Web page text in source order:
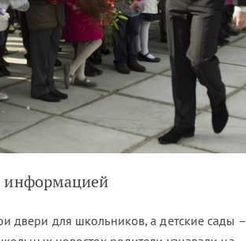
информацией
двери для школьников, а детские сады –